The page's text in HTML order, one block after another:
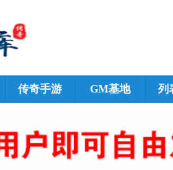
传奇手游 GM基地 列